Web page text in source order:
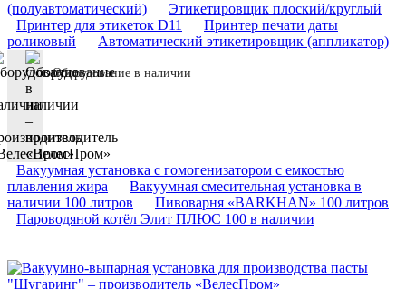
(полуавтоматический)
Этикетировщик плоский/круглый
Принтер для этикеток D11
Принтер печати даты
роликовый
Автоматический этикетировщик (аппликатор)
Оборудование в наличии
Вакуумная установка с гомогенизатором с емкостью
плавления жира
Вакуумная смесительная установка в
наличии 100 литров
Пивоварня «BARKHAN» 100 литров
Пароводяной котёл Элит ПЛЮС 100 в наличии